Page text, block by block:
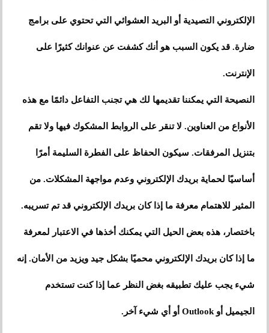
الإلكتروني التصيدية أو البريد العشوائي التي تحتوي على برامج
ضارة. قد يكون السبب هو أنك كشفت عن عنوانك كثيرًا على
الإنترنت.
النصيحة التي يمكننا تقديمها لك هي تجنب التفاعل دائمًا مع هذه
الأنواع من العناوين. لا تنقر على الروابط المشكوك فيها ولا تقم
بتنزيل المرفقات. سيكون الحفاظ على الفطرة السليمة أمرًا
أساسيًا لحماية بريدك الإلكتروني وعدم مواجهة المشكلات. من
المثير للاهتمام معرفة ما إذا كان بريدك الإلكتروني قد تم تسريبه.
باختصار، هذه بعض الحيل التي يمكنك أخذها في الاعتبار لمعرفة
ما إذا كان بريدك الإلكتروني محميًا بشكل جيد ويزيد من الأمان. إنه
شيء يجب عليك تطبيقه بغض النظر عما إذا كنت تستخدم
الجيميل أو Outlook أو أي شيء آخر.